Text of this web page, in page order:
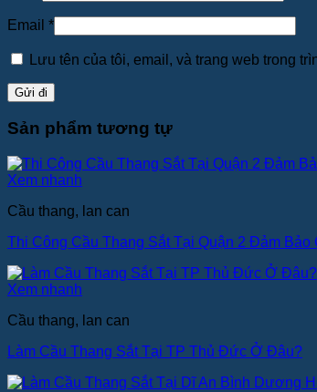
Email *
Lưu tên của tôi, email, và trang web trong
Sản phẩm tương tự
Xem nhanh
Cầu thang, lan can
Thi Công Cầu Thang Sắt Tại Quận 2 Đảm Bảo
Xem nhanh
Cầu thang, lan can
Làm Cầu Thang Sắt Tại TP Thủ Đức Ở Đâu?